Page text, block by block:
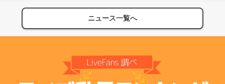
ニュース一覧へ